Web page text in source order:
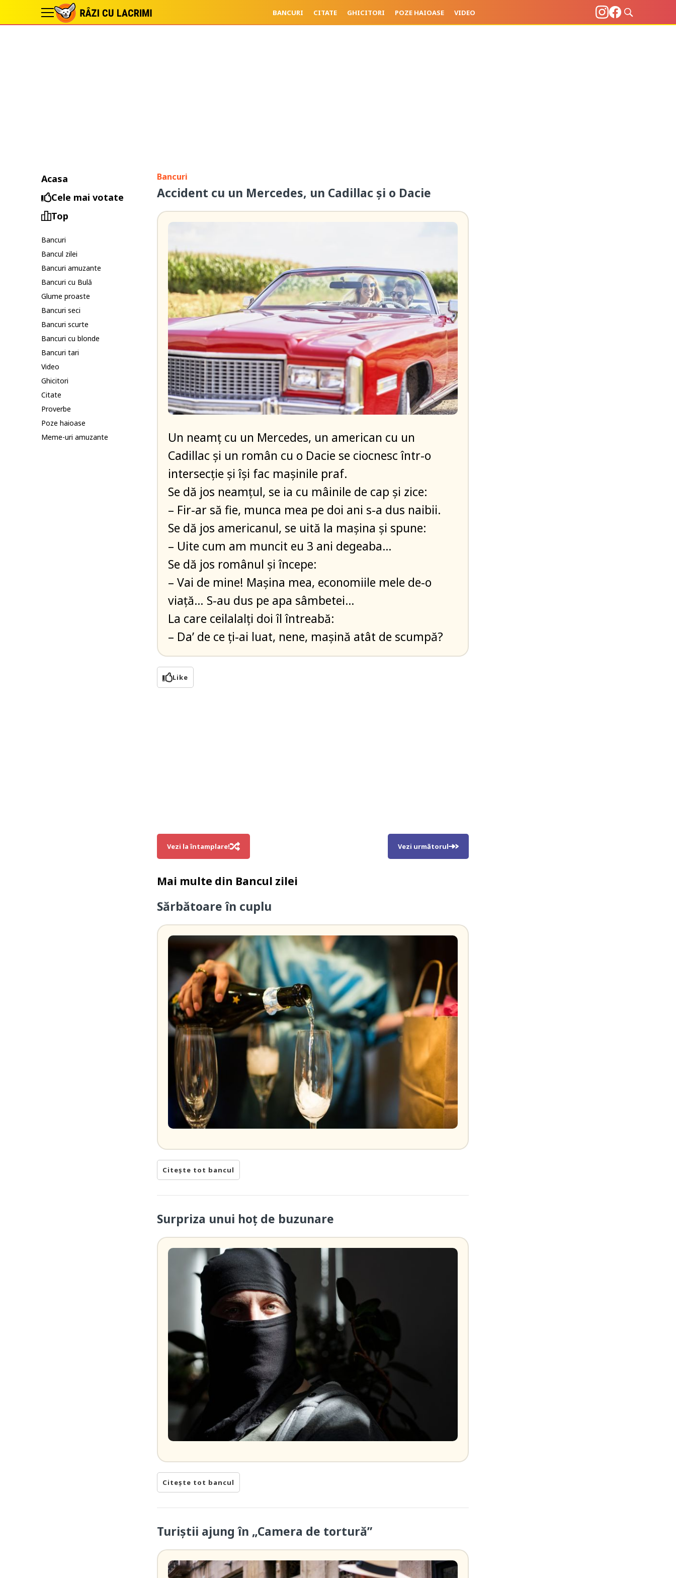
BANCURI CITATE GHICITORI POZE HAIOASE VIDEO
Acasa
Cele mai votate
Top
Bancuri
Bancul zilei
Bancuri amuzante
Bancuri cu Bulă
Glume proaste
Bancuri seci
Bancuri scurte
Bancuri cu blonde
Bancuri tari
Video
Ghicitori
Citate
Proverbe
Poze haioase
Meme-uri amuzante
Bancuri
Accident cu un Mercedes, un Cadillac și o Dacie
Un neamț cu un Mercedes, un american cu un
Cadillac şi un român cu o Dacie se ciocnesc într-o
intersecție şi îşi fac maşinile praf.
Se dă jos neamțul, se ia cu mâinile de cap şi zice:
– Fir-ar să fie, munca mea pe doi ani s-a dus naibii.
Se dă jos americanul, se uită la maşina şi spune:
– Uite cum am muncit eu 3 ani degeaba…
Se dă jos românul şi începe:
– Vai de mine! Maşina mea, economiile mele de-o
viață… S-au dus pe apa sâmbetei…
La care ceilalalți doi îl întreabă:
– Da’ de ce ți-ai luat, nene, maşină atât de scumpă?
Like
Vezi la întamplare! Vezi următorul
Mai multe din Bancul zilei
Sărbătoare în cuplu
Citește tot bancul
Surpriza unui hoţ de buzunare
Citește tot bancul
Turiștii ajung în „Camera de tortură”